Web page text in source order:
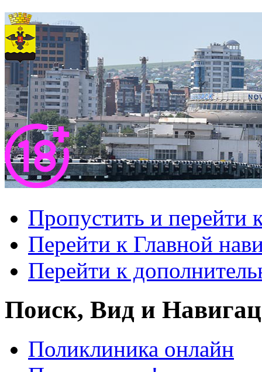
Пропустить и перейти
Перейти к Главной
Перейти к
Поиск, Вид и
Поликлиника онлайн